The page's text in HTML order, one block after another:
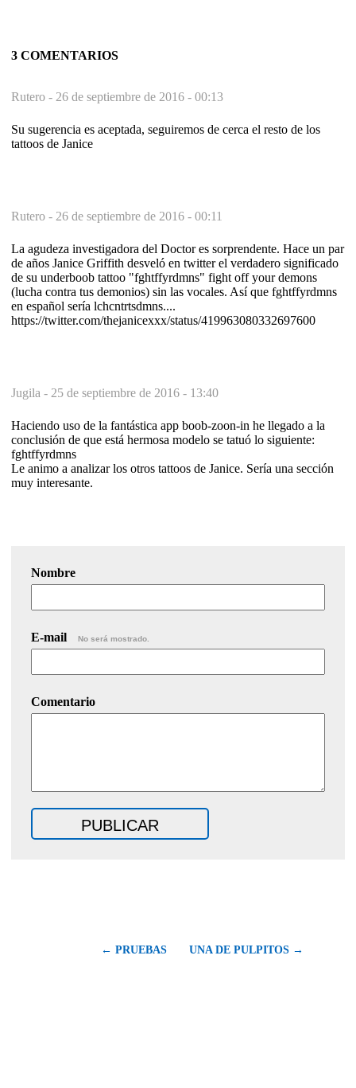
3 COMENTARIOS
Rutero - 26 de septiembre de 2016 - 00:13
Su sugerencia es aceptada, seguiremos de cerca el resto de los
tattoos de Janice
Rutero - 26 de septiembre de 2016 - 00:11
La agudeza investigadora del Doctor es sorprendente. Hace un par
de años Janice Griffith desveló en twitter el verdadero significado
de su underboob tattoo "fghtffyrdmns" fight off your demons
(lucha contra tus demonios) sin las vocales. Así que fghtffyrdmns
en español sería lchcntrtsdmns....
https://twitter.com/thejanicexxx/status/419963080332697600
Jugila - 25 de septiembre de 2016 - 13:40
Haciendo uso de la fantástica app boob-zoon-in he llegado a la
conclusión de que está hermosa modelo se tatuó lo siguiente:
fghtffyrdmns
Le animo a analizar los otros tattoos de Janice. Sería una sección
muy interesante.
Nombre
E-mail No será mostrado.
Comentario
← PRUEBAS UNA DE PULPITOS →